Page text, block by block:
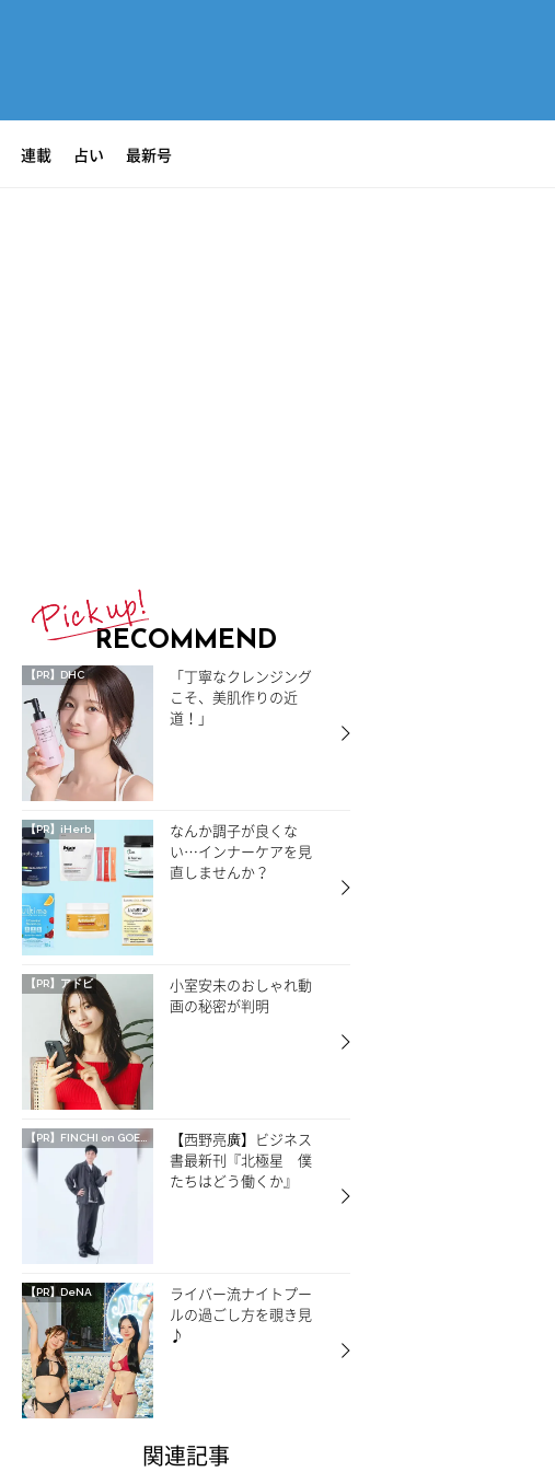
連載 占い 最新号
RECOMMEND
【PR】DHC
「丁寧なクレンジング
こそ、美肌作りの近
道！」
【PR】iHerb
なんか調子が良くな
い…インナーケアを見
直しませんか？
【PR】アドビ
小室安未のおしゃれ動
画の秘密が判明
【PR】 FINCHI on GOETHE
【西野亮廣】ビジネス
書最新刊『北極星 僕
たちはどう働くか』
【PR】DeNA
ライバー流ナイトプー
ルの過ごし方を覗き見
♪
関連記事